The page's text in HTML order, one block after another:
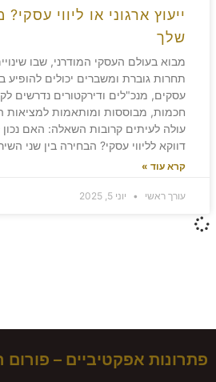
ייעוץ ארגוני או ליווי
שלך
מבוא בעולם העסקי המודרני, שבו
תחרות גוברת ומשברים יכולים להופיע
עסקים, מנכ"לים ודירקטורים נדרשים
חכמות, מבוססות ומותאמות
עולה לעיתים קרובות השאלה: האם נכון
דווקא לליווי עסקי? הבחירה בין שני
קרא עוד »
עורך ראשי יוני 5, 2025
פתרונות אפקטיביים – פורום